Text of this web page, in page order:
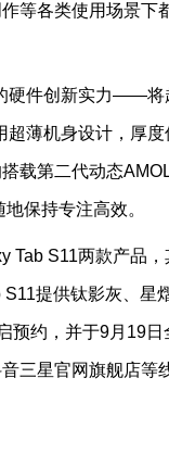
等各类使用场景下
硬件创新实力——将
薄机身设计，厚
载第二代动态
保持专注高效。
Tab S11两款产品
提供钛影灰、星
预约，并于9月19
三星官网旗舰店等